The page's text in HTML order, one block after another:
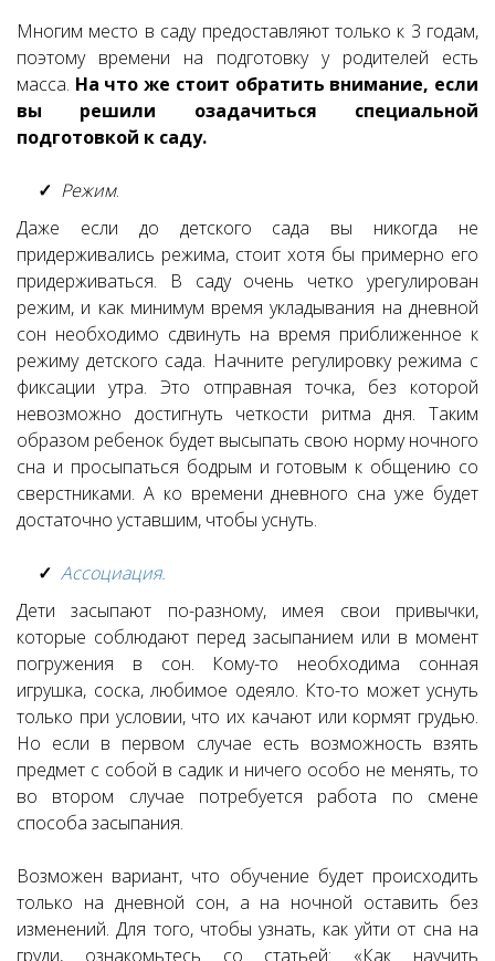
Многим место в саду предоставляют только к 3 годам,
поэтому времени на подготовку у родителей есть
масса. На что же стоит обратить внимание, если
вы решили озадачиться специальной
подготовкой к саду.
Режим.
Даже если до детского сада вы никогда не
придерживались режима, стоит хотя бы примерно его
придерживаться. В саду очень четко урегулирован
режим, и как минимум время укладывания на дневной
сон необходимо сдвинуть на время приближенное к
режиму детского сада. Начните регулировку режима с
фиксации утра. Это отправная точка, без которой
невозможно достигнуть четкости ритма дня. Таким
образом ребенок будет высыпать свою норму ночного
сна и просыпаться бодрым и готовым к общению со
сверстниками. А ко времени дневного сна уже будет
достаточно уставшим, чтобы уснуть.
Ассоциация.
Дети засыпают по-разному, имея свои привычки,
которые соблюдают перед засыпанием или в момент
погружения в сон. Кому-то необходима сонная
игрушка, соска, любимое одеяло. Кто-то может уснуть
только при условии, что их качают или кормят грудью.
Но если в первом случае есть возможность взять
предмет с собой в садик и ничего особо не менять, то
во втором случае потребуется работа по смене
способа засыпания.
Возможен вариант, что обучение будет происходить
только на дневной сон, а на ночной оставить без
изменений. Для того, чтобы узнать, как уйти от сна на
груди, ознакомьтесь со статьей: «Как научить